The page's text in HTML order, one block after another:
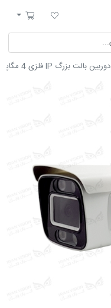
لیست مورد علاقه
سبد خرید
دوربین بالت بزرگ IP فلزی 4 مگاپیکسل با لنز 12 شب رنگی